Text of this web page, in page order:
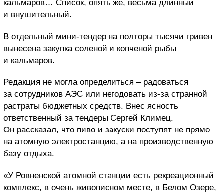
кальмаров… Список, опять же, весьма длинный
и внушительный.
В отдельный мини-тендер на полторы тысячи гривен
вынесена закупка соленой и копченой рыбы
и кальмаров.
Редакция не могла определиться – радоваться
за сотрудников АЭС или негодовать из-за странной
растраты бюджетных средств. Внес ясность
ответственный за тендеры Сергей Климец.
Он рассказал, что пиво и закуски поступят не прямо
на атомную электростанцию, а на производственную
базу отдыха.
«У Ровненской атомной станции есть рекреационный
комплекс, в очень живописном месте, в Белом Озере,